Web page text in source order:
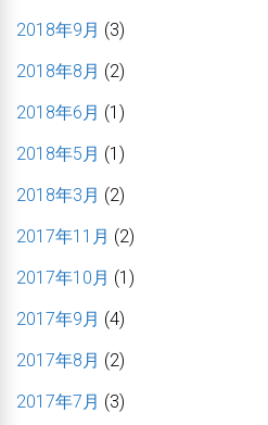
2018年9月 (3)
2018年8月 (2)
2018年6月 (1)
2018年5月 (1)
2018年3月 (2)
2017年11月 (2)
2017年10月 (1)
2017年9月 (4)
2017年8月 (2)
2017年7月 (3)